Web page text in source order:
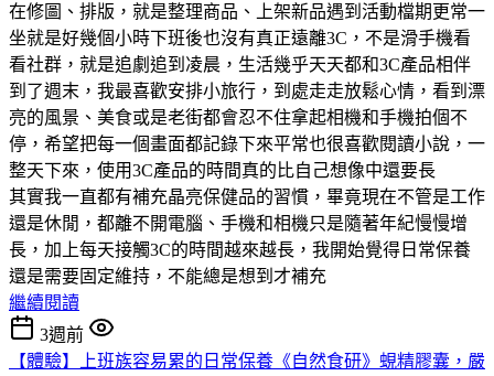
在修圖、排版，就是整理商品、上架新品遇到活動檔期更常一
坐就是好幾個小時下班後也沒有真正遠離3C，不是滑手機看
看社群，就是追劇追到凌晨，生活幾乎天天都和3C產品相伴
到了週末，我最喜歡安排小旅行，到處走走放鬆心情，看到漂
亮的風景、美食或是老街都會忍不住拿起相機和手機拍個不
停，希望把每一個畫面都記錄下來平常也很喜歡閱讀小說，一
整天下來，使用3C產品的時間真的比自己想像中還要長
其實我一直都有補充晶亮保健品的習慣，畢竟現在不管是工作
還是休閒，都離不開電腦、手機和相機只是隨著年紀慢慢增
長，加上每天接觸3C的時間越來越長，我開始覺得日常保養
還是需要固定維持，不能總是想到才補充
繼續閱讀
3週前
【體驗】上班族容易累的日常保養《自然食研》蜆精膠囊，嚴